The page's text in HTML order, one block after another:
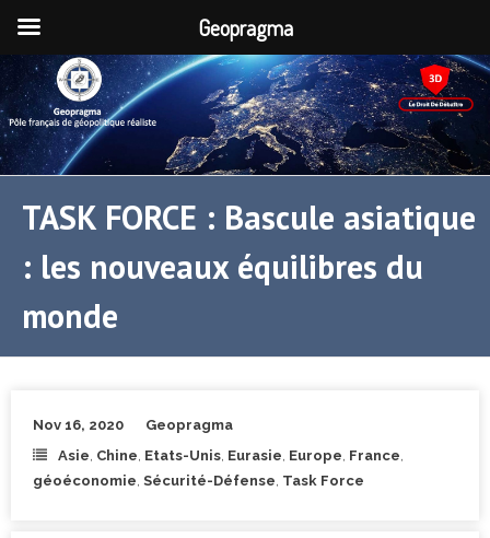
TASK FORCE : Bascule asiatique
: les nouveaux équilibres du
monde
Nov 16, 2020
Geopragma
Asie Chine Etats-Unis Eurasie Europe France
géoéconomie Sécurité-Défense Task Force
Geopragma